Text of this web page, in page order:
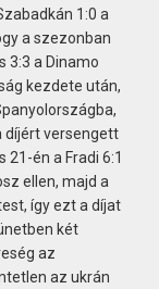
1:0 a
a szezonban
3:3 a Dinamo
kezdete után,
díjért versengett
én a Fradi 6:1
ellen, majd a
így ezt a díjat
két
az
az ukrán